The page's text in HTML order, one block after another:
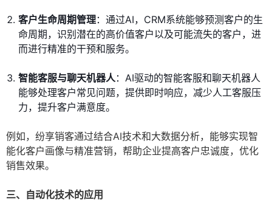
客户生命周期管理：通过AI，CRM系统能够预测客户的生
命周期，识别潜在的高价值客户以及可能流失的客户，进
而进行精准的干预和服务。
智能客服与聊天机器人：AI驱动的智能客服和聊天机器人
能够处理客户常见问题，提供即时响应，减少人工客服压
力，提升客户满意度。
例如，纷享销客通过结合AI技术和大数据分析，能够实现智
能化客户画像与精准营销，帮助企业提高客户忠诚度，优化
销售效果。
三、自动化技术的应用